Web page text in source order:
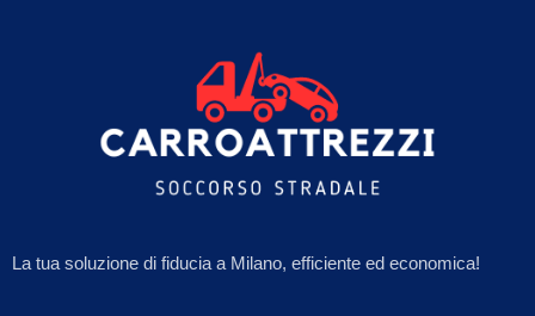
La tua soluzione di fiducia a Milano, efficiente ed economica!